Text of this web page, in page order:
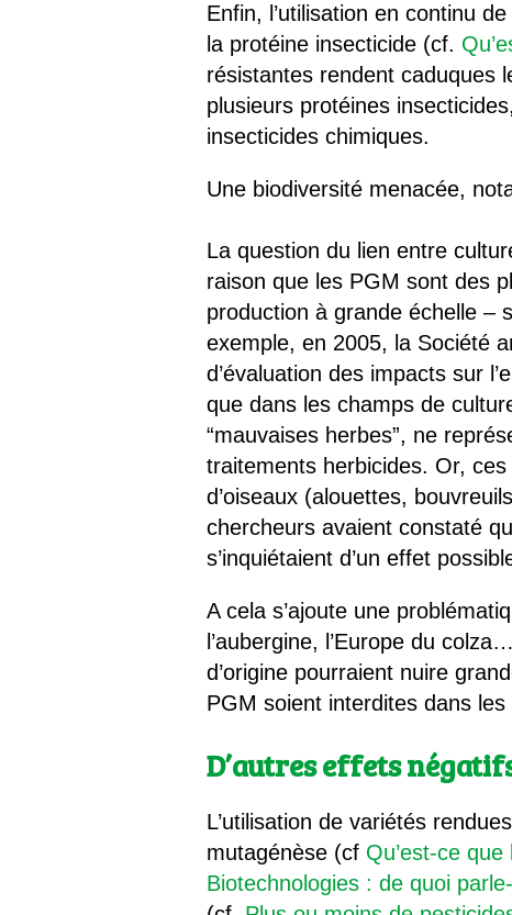
Enfin, l’utilisation en continu
la protéine insecticide (cf.
résistantes rendent caduques
plusieurs protéines
insecticides chimiques.
Une biodiversité menacée,
La question du lien entre
raison que les PGM sont des
production à grande échelle –
exemple, en 2005, la Société
d’évaluation des impacts sur
que dans les champs de
“mauvaises herbes”, ne
traitements herbicides. Or,
d’oiseaux (alouettes,
chercheurs avaient constaté
s’inquiétaient d’un effet
A cela s’ajoute une
l’aubergine, l’Europe du
d’origine pourraient nuire
PGM soient interdites dans
D’autres effets
L’utilisation de variétés
mutagénèse (cf Qu’est-ce
Biotechnologies : de quoi